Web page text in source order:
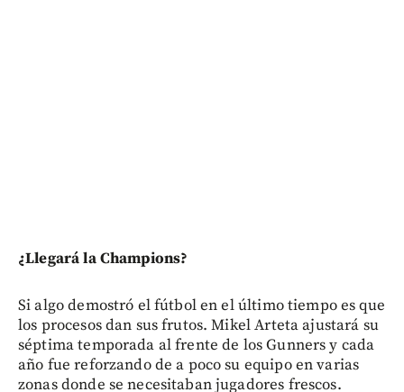
¿Llegará la Champions?
Si algo demostró el fútbol en el último tiempo es que
los procesos dan sus frutos. Mikel Arteta ajustará su
séptima temporada al frente de los Gunners y cada
año fue reforzando de a poco su equipo en varias
zonas donde se necesitaban jugadores frescos.